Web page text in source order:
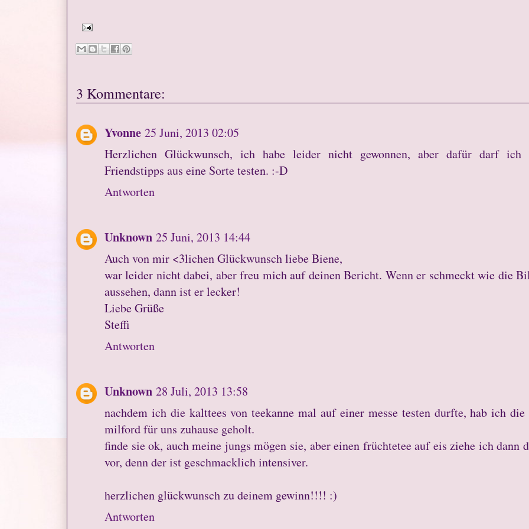
3 Kommentare:
Yvonne 25 Juni, 2013 02:05
Herzlichen Glückwunsch, ich habe leider nicht gewonnen, aber dafür darf ich
Friendstipps aus eine Sorte testen. :-D
Antworten
Unknown 25 Juni, 2013 14:44
Auch von mir <3lichen Glückwunsch liebe Biene,
war leider nicht dabei, aber freu mich auf deinen Bericht. Wenn er schmeckt wie die
aussehen, dann ist er lecker!
Liebe Grüße
Steffi
Antworten
Unknown 28 Juli, 2013 13:58
nachdem ich die kalttees von teekanne mal auf einer messe testen durfte, hab ich die
milford für uns zuhause geholt.
finde sie ok, auch meine jungs mögen sie, aber einen früchtetee auf eis ziehe ich dann
vor, denn der ist geschmacklich intensiver.
herzlichen glückwunsch zu deinem gewinn!!!! :)
Antworten